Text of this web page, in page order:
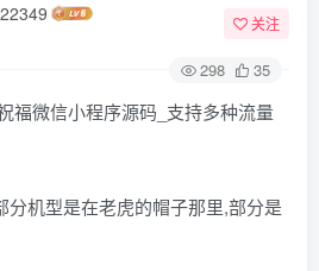
关注
298 35
福微信小程序源码_支持多种流量
分机型是在老虎的帽子那里,部分是